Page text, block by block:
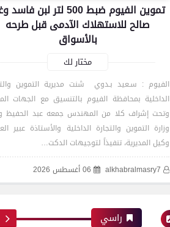
تموين الفيوم ضبط 500 لتر لبن
صالح للاستهلاك الآدمى قبل طرحه
بالأسواق
مختار لك
الفيوم : سـعيد بـدوي شنت مديرية التموين
الداخلية بمحافظة الفيوم بالتنسيق مع الجهات
وتحت إشراف كلا من المهندس جمعه عبد الحفيظ
وزارة التموين والتجارة الداخلية والأستاذة عبير
وكيل المديرية، تنفيذاً لتوجيهات الدكت…
alkhabralmasry7
06 أغسطس 2026
راسي
4 كليات بجامعة المنصورة من
بين 10 على مستوى
الجمهورية تتأهل للزيارات
الميدانية بجائزة مصر للتميز
حوادث وقضايا
إصابة مسن صدمته سيارة
نقل أثناء عبور الطريق في
طهطا بسوهاج